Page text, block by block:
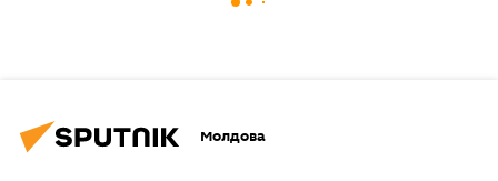
Молдова